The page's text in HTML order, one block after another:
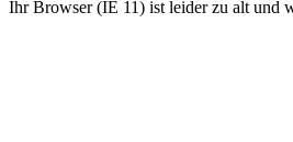
Ihr Browser (IE 11) ist leider zu alt und